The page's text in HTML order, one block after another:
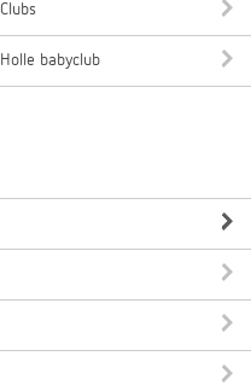
Clubs
Holle babyclub